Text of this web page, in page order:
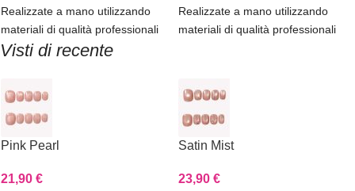
Realizzate a mano utilizzando
materiali di qualità professionali
Realizzate a mano utilizzando
materiali di qualità professionali
Visti di recente
Pink Pearl
21,90 €
Satin Mist
23,90 €